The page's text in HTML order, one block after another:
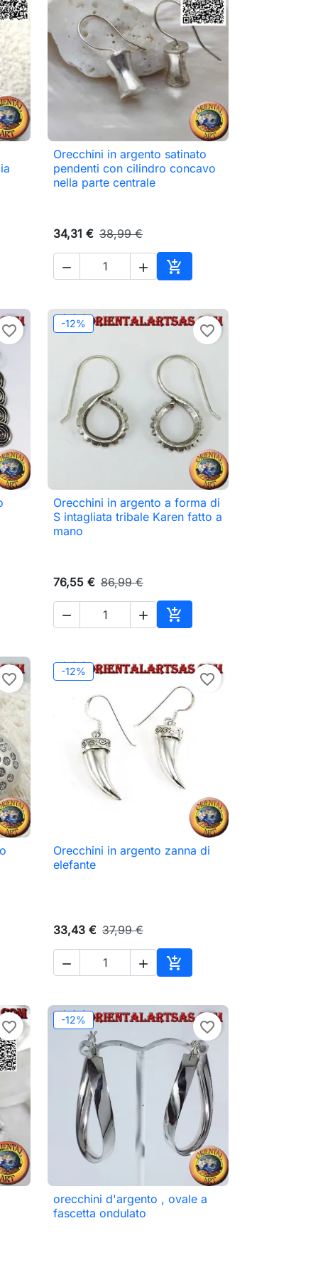
al carrello
 Anteprima
Orecchini in argento satinato
pendenti con cilindro concavo
nella parte centrale
34,31 € 38,99 €
  
Aggiungi al carrello
favorite_border
al carrello
-12% favorite_border
 Anteprima
Orecchini in argento a forma di
S intagliata tribale Karen fatto a
mano
76,55 € 86,99 €
  
Aggiungi al carrello
favorite_border
al carrello
-12% favorite_border
 Anteprima
Orecchini in argento zanna di
elefante
33,43 € 37,99 €
  
Aggiungi al carrello
favorite_border -12% favorite_border
 Anteprima
orecchini d'argento , ovale a
fascetta ondulato